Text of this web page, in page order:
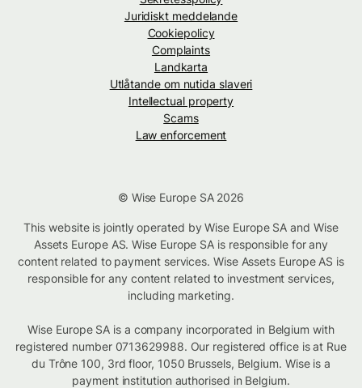
Juridiskt meddelande
Cookiepolicy
Complaints
Landkarta
Utlåtande om nutida slaveri
Intellectual property
Scams
Law enforcement
© Wise Europe SA 2026
This website is jointly operated by Wise Europe SA and Wise
Assets Europe AS. Wise Europe SA is responsible for any
content related to payment services. Wise Assets Europe AS is
responsible for any content related to investment services,
including marketing.
Wise Europe SA is a company incorporated in Belgium with
registered number 0713629988. Our registered office is at Rue
du Trône 100, 3rd floor, 1050 Brussels, Belgium. Wise is a
payment institution authorised in Belgium.